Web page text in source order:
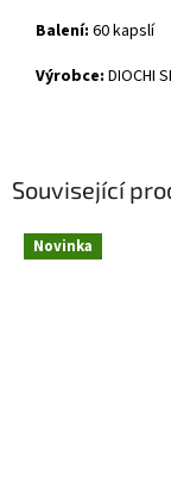
Související
Novinka
Balení: 60 kapslí
Výrobce: DIOCHI